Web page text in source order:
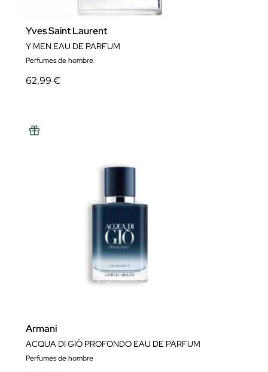
Yves Saint Laurent
Y MEN EAU DE PARFUM
Perfumes de hombre
62,99 €
Armani
ACQUA DI GIÒ PROFONDO EAU DE PARFUM
Perfumes de hombre